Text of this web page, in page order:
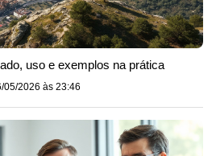
uso e exemplos na prática
05/2026 às 23:46